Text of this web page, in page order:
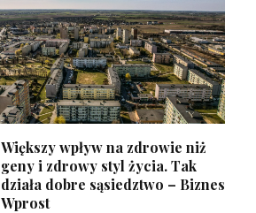
Większy wpływ na zdrowie niż
geny i zdrowy styl życia. Tak
działa dobre sąsiedztwo – Biznes
Wprost